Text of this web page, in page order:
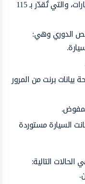
تسديد رسوم الفحص الدوري للسيارات، والتي تُقدّر بـ 115
الدوري وهي:
بيانات برنت من المرور
السيارة مستوردة
التالية: